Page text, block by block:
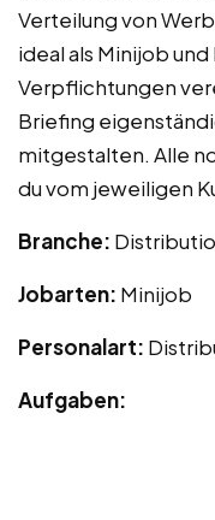
Verteilung von
ideal als Minijob
Verpflichtungen
Briefing
mitgestalten. Alle
du vom jeweiligen
Branche:
Jobarten: Minijob
Personalart:
Aufgaben: